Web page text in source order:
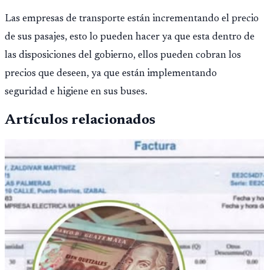
Las empresas de transporte están incrementando el precio
de sus pasajes, esto lo pueden hacer ya que esta dentro de
las disposiciones del gobierno, ellos pueden cobran los
precios que deseen, ya que están implementando
seguridad e higiene en sus buses.
Artículos relacionados